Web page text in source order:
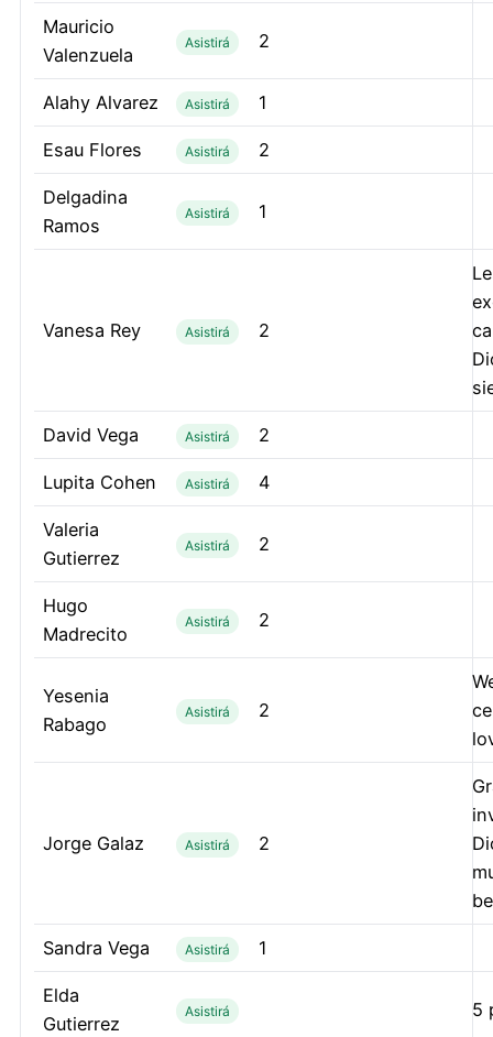
Mauricio
Valenzuela
Asistirá 2
Alahy Alvarez Asistirá 1
Esau Flores Asistirá 2
Delgadina
Ramos
Asistirá 1
Vanesa Rey Asistirá 2
David Vega Asistirá 2
Lupita Cohen Asistirá 4
Valeria
Gutierrez
Asistirá 2
Hugo
Madrecito
Asistirá 2
Yesenia
Rabago
Asistirá 2
Jorge Galaz Asistirá 2
Sandra Vega Asistirá 1
Elda
Gutierrez
Asistirá 5